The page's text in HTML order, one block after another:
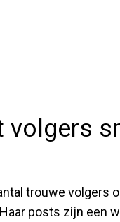
volgers
trouwe volgers
posts zijn een